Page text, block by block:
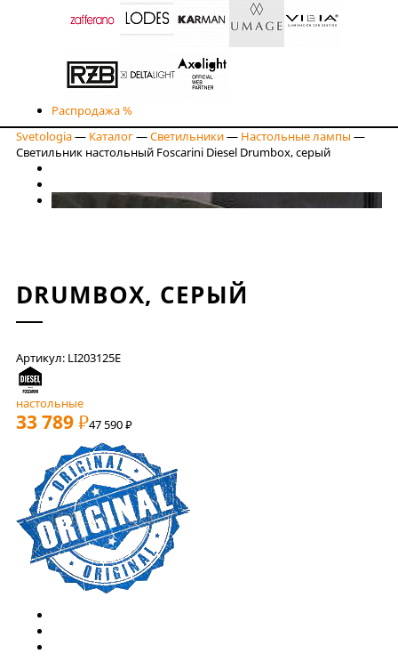
Распродажа %
Svetologia— Каталог—Светильники— Настольные лампы —
Светильник настольный Foscarini Diesel Drumbox, серый
DRUMBOX, СЕРЫЙ
Артикул: LI203125E
настольные
33 789 РУБ47 590 руб